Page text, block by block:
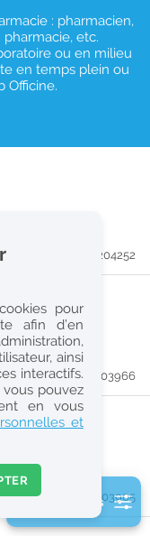
mer
: pharmacien,
etc.
ou en milieu
en temps plein ou
Officine.
#204252
#203966
#203905
2 filtre(s) actifs
pour
afin d’en
ainsi
interactifs.
pouvez
en vous
et